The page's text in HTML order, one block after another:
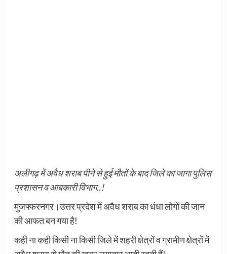
अलीगढ़ में अवैध शराब पीने से हुई मौतों के बाद जिले का जागा पुलिस
प्रशासन व आबकारी विभाग..!
मुजफ्फरनगर।उत्तर प्रदेश में अवैध शराब का धंधा लोगों की जान
की आफत बन गया है!
कही ना कही किसी ना किसी जिले में शहरी क्षेत्रों व ग्रामीण क्षेत्रों में